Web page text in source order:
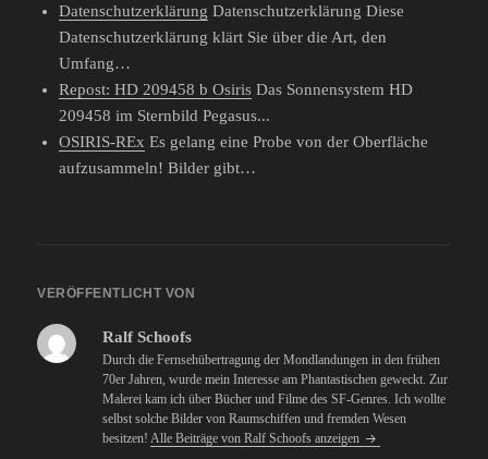
Datenschutzerklärung Datenschutzerklärung Diese
Datenschutzerklärung klärt Sie über die Art, den
Umfang…
Repost: HD 209458 b Osiris Das Sonnensystem HD
209458 im Sternbild Pegasus...
OSIRIS-REx Es gelang eine Probe von der Oberfläche
aufzusammeln! Bilder gibt…
VERÖFFENTLICHT VON
Ralf Schoofs
Durch die Fernsehübertragung der Mondlandungen in den frühen
70er Jahren, wurde mein Interesse am Phantastischen geweckt. Zur
Malerei kam ich über Bücher und Filme des SF-Genres. Ich wollte
selbst solche Bilder von Raumschiffen und fremden Wesen
besitzen!Alle Beiträge von Ralf Schoofs anzeigen